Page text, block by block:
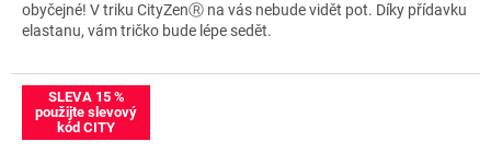
obyčejné! V triku CityZenⓇ na vás nebude vidět pot. Díky přídavku
elastanu, vám tričko bude lépe sedět.
Velikostní tabulka CityZen BREDA
SLEVA 15 %
použijte slevový
kód CITY